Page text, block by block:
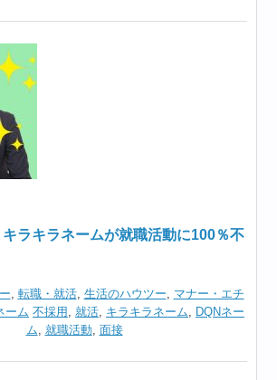
ラキラネームが就職活動に100％不
, 転職・就活, 生活のハウツー, マナー・エチ
ーム 不採用 , 就活, キラキラネーム, DQNネー
ム, 就職活動, 面接